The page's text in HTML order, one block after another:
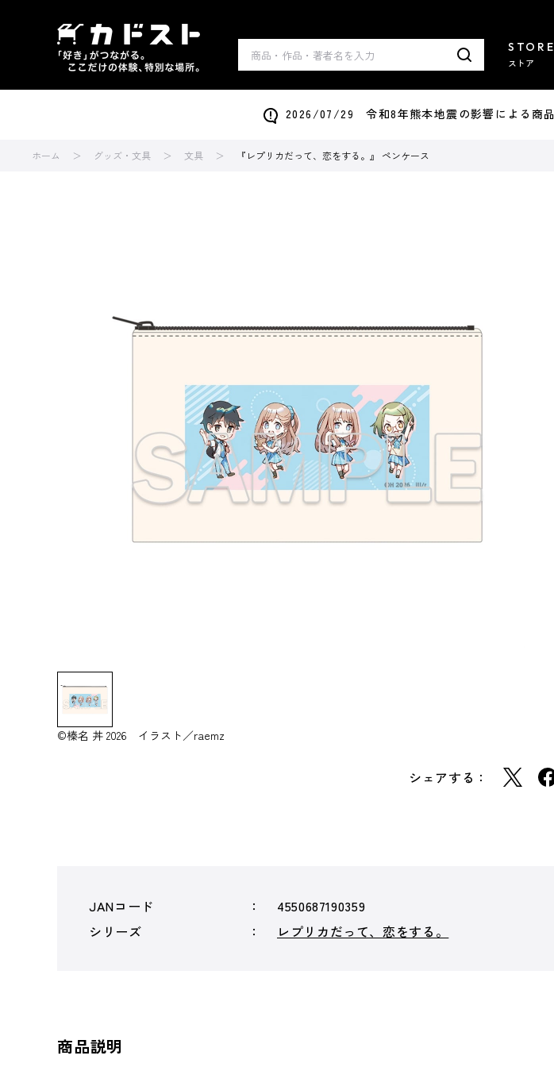
STORE
ストア
2026/07/29 令和8年熊本地震の影響による商
ホーム グッズ・文具 文具 『レプリカだって、恋をする。』 ペンケース
©榛名 丼 2026 イラスト／raemz
シェアする：
JANコード
4550687190359
シリーズ
レプリカだって、恋をする。
商品説明